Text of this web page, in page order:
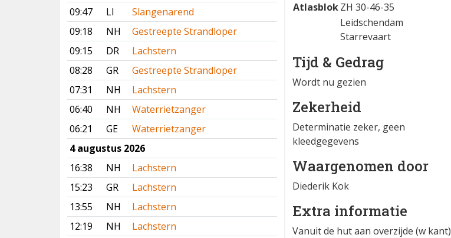
09:47
LI
Slangenarend
09:18
NH
Gestreepte Strandloper
09:15
DR
Lachstern
08:28
GR
Gestreepte Strandloper
07:31
NH
Lachstern
06:40
NH
Waterrietzanger
06:21
GE
Waterrietzanger
4 augustus 2026
16:38
NH
Lachstern
15:23
GR
Lachstern
13:55
NH
Lachstern
12:19
NH
Lachstern
AtlasblokZH 30-46-35
Leidschendam
Starrevaart
Tijd & Gedrag
Wordt nu gezien
Zekerheid
Determinatie zeker, geen
kleedgegevens
Waargenomen door
Diederik Kok
Extra informatie
Vanuit de hut aan overzijde (w kant)